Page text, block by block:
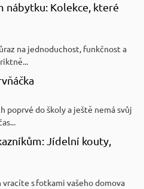
nábytku: Kolekce, které
na jednoduchost, funkčnost a
poprvé do školy a ještě nemá svůj
Jídelní kouty,
vracíte s fotkami vašeho domova